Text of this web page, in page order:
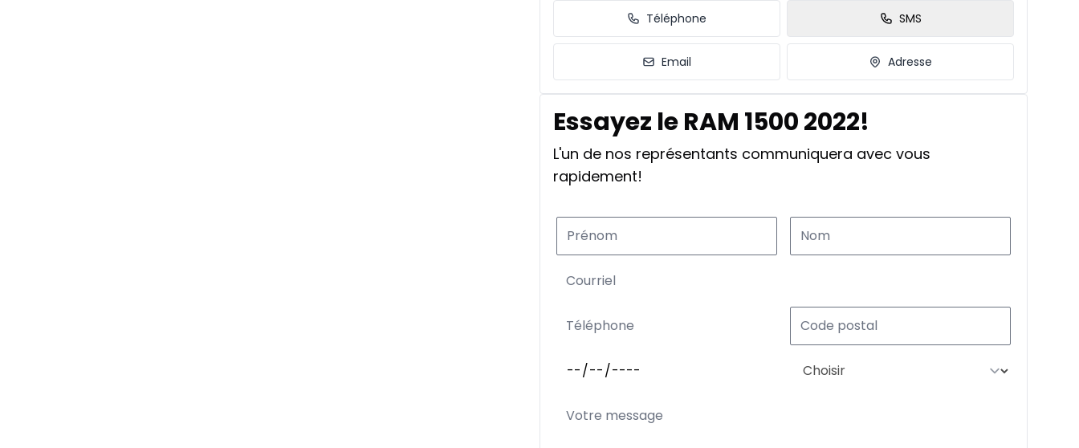
Téléphone SMS
Email Adresse
Essayez le RAM 1500 2022!
L'un de nos représentants communiquera avec vous
rapidement!